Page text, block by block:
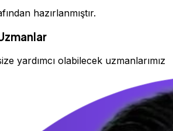
hazırlanmıştır.
yardımcı olabilecek uzmanlarımız